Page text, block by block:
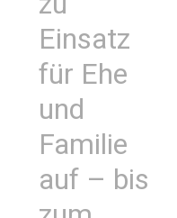
Einsatz
für Ehe
und
Familie
auf – bis